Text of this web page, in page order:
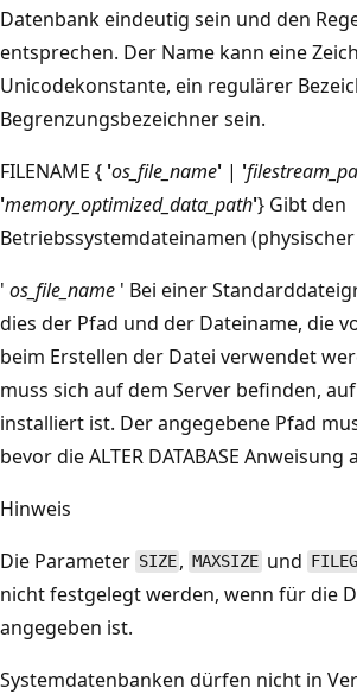
Datenbank eindeutig sein und den
entsprechen. Der Name kann eine
Unicodekonstante, ein regulärer
Begrenzungsbezeichner sein.
FILENAME { 'os_file_name' | '
'memory_optimized_data_path'} Gibt den
Betriebssystemdateinamen
' os_file_name ' Bei einer
dies der Pfad und der Dateiname, die
beim Erstellen der Datei verwendet
muss sich auf dem Server befinden,
installiert ist. Der angegebene Pfad
bevor die ALTER DATABASE
Hinweis
Die Parameter SIZE , MAXSIZE und
nicht festgelegt werden, wenn für die
angegeben ist.
Systemdatenbanken dürfen nicht in